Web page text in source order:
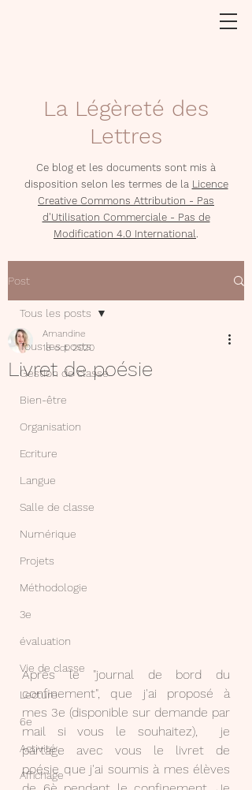
La Légèreté des
Lettres
Ce blog et les documents sont mis à
disposition selon les termes de la Licence
Creative Commons Attribution - Pas
d'Utilisation Commerciale - Pas de
Modification 4.0 International.
Post
Tous les posts
Gestion de classe
Bien-être
Organisation
Ecriture
Langue
Salle de classe
Numérique
Projets
Méthodologie
3e
évaluation
Vie de classe
Lecture
6e
Activité
Affichage
Tous les posts
Livret de poésie
Amandine
18 oct. 2020
Après le "journal de bord du
confinement", que j'ai proposé à
mes 3e (disponible sur demande par
mail si vous le souhaitez),  je
partage avec vous le livret de
poésie que j'ai soumis à mes élèves